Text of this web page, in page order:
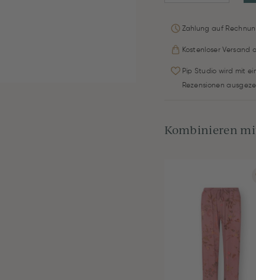
Zahlung auf
Kostenloser Versand
Pip Studio wird mit
Rezensionen
Kombinieren